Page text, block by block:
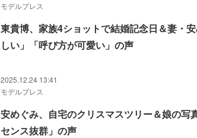
モデルプレス
東貴博、家族4ショットで結婚記念日＆妻・
しい」「呼び方が可愛い」の声
2025.12.24 13:41
モデルプレス
安めぐみ、自宅のクリスマスツリー＆娘の写
センス抜群」の声